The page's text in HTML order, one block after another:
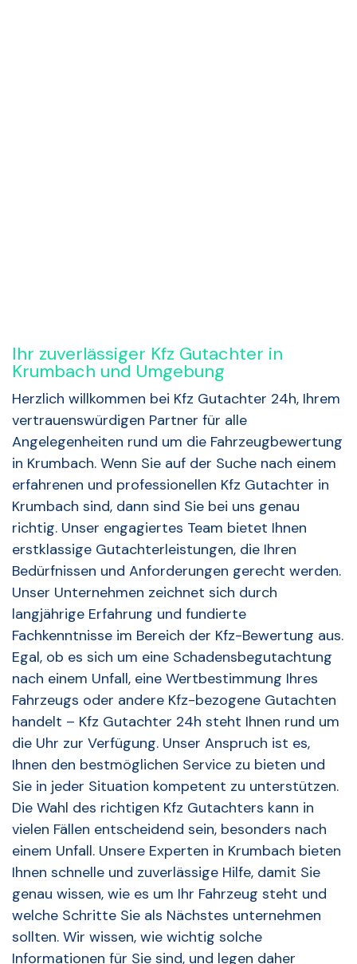
Ihr zuverlässiger Kfz Gutachter in
Krumbach und Umgebung
Herzlich willkommen bei Kfz Gutachter 24h, Ihrem
vertrauenswürdigen Partner für alle
Angelegenheiten rund um die Fahrzeugbewertung
in Krumbach. Wenn Sie auf der Suche nach einem
erfahrenen und professionellen Kfz Gutachter in
Krumbach sind, dann sind Sie bei uns genau
richtig. Unser engagiertes Team bietet Ihnen
erstklassige Gutachterleistungen, die Ihren
Bedürfnissen und Anforderungen gerecht werden.
Unser Unternehmen zeichnet sich durch
langjährige Erfahrung und fundierte
Fachkenntnisse im Bereich der Kfz-Bewertung aus.
Egal, ob es sich um eine Schadensbegutachtung
nach einem Unfall, eine Wertbestimmung Ihres
Fahrzeugs oder andere Kfz-bezogene Gutachten
handelt – Kfz Gutachter 24h steht Ihnen rund um
die Uhr zur Verfügung. Unser Anspruch ist es,
Ihnen den bestmöglichen Service zu bieten und
Sie in jeder Situation kompetent zu unterstützen.
Die Wahl des richtigen Kfz Gutachters kann in
vielen Fällen entscheidend sein, besonders nach
einem Unfall. Unsere Experten in Krumbach bieten
Ihnen schnelle und zuverlässige Hilfe, damit Sie
genau wissen, wie es um Ihr Fahrzeug steht und
welche Schritte Sie als Nächstes unternehmen
sollten. Wir wissen, wie wichtig solche
Informationen für Sie sind, und legen daher